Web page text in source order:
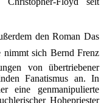
den Roman  Das
nimmt sich Bernd Frenz
von übertriebener
Fanatismus an. In
eine genmanipulierte
Hohepriester